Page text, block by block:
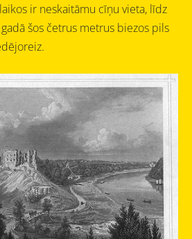
ir neskaitāmu cīņu vieta, līdz
šos četrus metrus biezos pils